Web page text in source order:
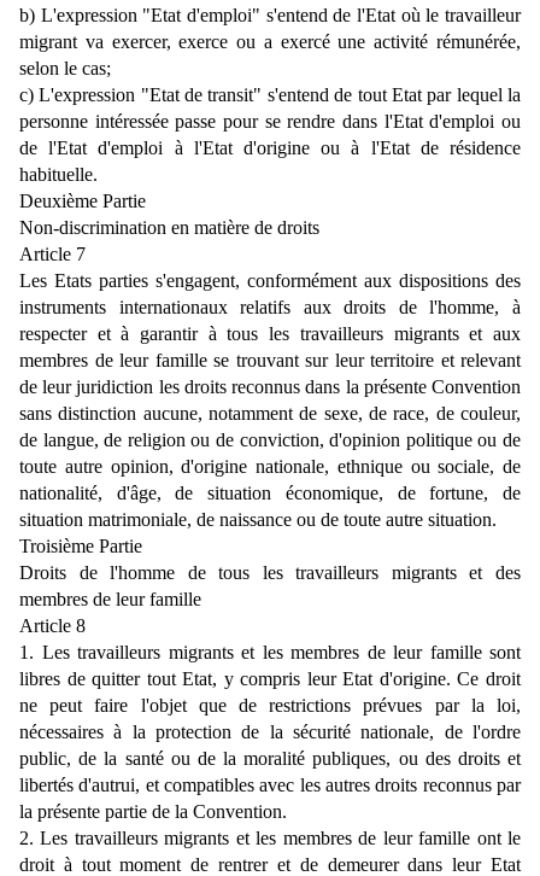
b) L'expression "Etat d'emploi" s'entend de l'Etat où le travailleur
migrant va exercer, exerce ou a exercé une activité rémunérée,
selon le cas;
c) L'expression "Etat de transit" s'entend de tout Etat par lequel la
personne intéressée passe pour se rendre dans l'Etat d'emploi ou
de l'Etat d'emploi à l'Etat d'origine ou à l'Etat de résidence
habituelle.
Deuxième Partie
Non-discrimination en matière de droits
Article 7
Les Etats parties s'engagent, conformément aux dispositions des
instruments internationaux relatifs aux droits de l'homme, à
respecter et à garantir à tous les travailleurs migrants et aux
membres de leur famille se trouvant sur leur territoire et relevant
de leur juridiction les droits reconnus dans la présente Convention
sans distinction aucune, notamment de sexe, de race, de couleur,
de langue, de religion ou de conviction, d'opinion politique ou de
toute autre opinion, d'origine nationale, ethnique ou sociale, de
nationalité, d'âge, de situation économique, de fortune, de
situation matrimoniale, de naissance ou de toute autre situation.
Troisième Partie
Droits de l'homme de tous les travailleurs migrants et des
membres de leur famille
Article 8
1. Les travailleurs migrants et les membres de leur famille sont
libres de quitter tout Etat, y compris leur Etat d'origine. Ce droit
ne peut faire l'objet que de restrictions prévues par la loi,
nécessaires à la protection de la sécurité nationale, de l'ordre
public, de la santé ou de la moralité publiques, ou des droits et
libertés d'autrui, et compatibles avec les autres droits reconnus par
la présente partie de la Convention.
2. Les travailleurs migrants et les membres de leur famille ont le
droit à tout moment de rentrer et de demeurer dans leur Etat